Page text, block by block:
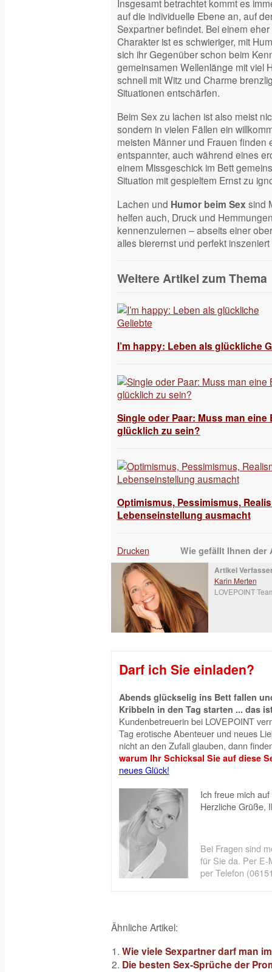
Insgesamt betrachtet kommt es
auf die individuelle Ebene an, auf
Sexpartner befindet. Bei einem
Charakter ist es schwieriger, mit
sich ihr Gegenüber schon beim
gemeinsamen Wellenlänge mit viel
schnell mit Witz und Charme
Situationen entschärfen.
Beim Sex zu lachen ist also meist
sondern in vielen Fällen ein
meisten Männer und Frauen finden
entspannter, auch während eines
einem Missgeschick im Bett
Situation mit gespieltem Ernst zu
Lachen und Humor beim Sex sind
helfen auch, Druck und
kennenzulernen – abseits einer
alles bierernst und perfekt
Weitere Artikel zum Thema
I’m happy: Leben als glückliche
Single oder Paar: Muss man
glücklich zu sein?
Optimismus, Pessimismus,
Lebenseinstellung ausmacht
Drucken Wie gefällt Ihnen der
Artikel
Karin Merten
LOVEPOINT
Darf ich Sie einladen?
Abends glückselig ins Bett fallen
Kribbeln in den Tag starten ... das
Kundenbetreuerin bei LOVEPOINT
Tag erotische Abenteuer und neues
nicht an den Zufall glauben, dann
warum Ihr Schicksal Sie auf diese
neues Glück!
Ich freue mich auf
Herzliche Grüße,
Bei Fragen sind
für Sie da. Per E-
per Telefon
Ähnliche Artikel:
Wie viele Sexpartner darf man
Die besten Sex-Sprüche der